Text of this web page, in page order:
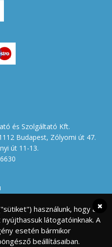
és Szolgáltató Kft.
Budapest, Zólyomi út 47.
út 11-13.
használunk, hogy a
látogatóinknak. A
esetén bármikor
beállításaiban.